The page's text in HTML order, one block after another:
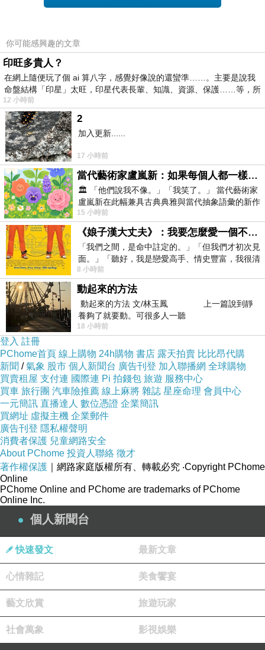
https://tw.partner.buy.yahoo.com:443/gd/buy?
1K3UwUS81Q00ra1YwT2t6MklYVDRlbVVZPQ
==&url=https://tw.buy.yahoo.com/gdsale/gdsale
.asp?gdid=5359922
商品訊息功能:
歐美最hot的款式
專業的全尺寸製作
我們的團隊來自台、美、韓三地的頂尖時尚工作
者一同開發商品
給追求時尚的妳有著與眾不同的時尚體驗
商品訊息描述:
復古格子圓領修身無袖洋裝 TATA
你可能感興趣的文章
印旺多貴人？
在網上隨便玩了個 ai 算八字，感覺好像說的還蠻準……。主要是說我
命盤結構「印星」太旺，印星代表長輩、知識、資源、保護……等，所
12 小時前
2
加入更新......
17 小時前
當代藝術家盧嵐新：如果每個人都一樣，這世界該有多無聊？
🏛️ 「他們說我不像。」「我笑了。」 當代藝術家
盧嵐新在此幅兼具古典典雅與當代抽象語彙的新作
中，以沈靜的藍色空間為背景，描繪了
15 小時前
《娘子漢大丈夫》：我要怎麼愛一個不存在的人？
「我們之間，是命中註定的。」「但我們才初次見
面。」「聽好，我是戀愛高手、情史豐富，我很清
楚這種感覺，你我之間的那種感覺，現
8 小時前
動起來的方法
動起來的方法 文/林玉鳳 上一篇說到靜
養夠了就要動。可很多人一聽
18 小時前
登入 註冊
PChome首頁 線上購物 24h購物 書店 露天拍賣 比比昂代購
新聞 /氣象 股市 個人新聞台 廣告刊登 加入聯播網 全球購物
買賣租屋 支付連 國際連 Pi 拍錢包 旅遊 服務中心
買車 旅行團 汽車險推薦 線上麻將 雜誌 星座命理 會員中心
一元簡訊 直播達人 數位憑證 企業簡訊
買網址 虛擬主機 企業郵件
廣告刊登 隱私權聲明
消費者保護 兒童網路安全
About PChome 投資人聯絡 徵才
著作權保護 ｜網路家庭版權所有、轉載必究 ‧Copyright PChome
Online
PChome Online and PChome are trademarks of PChome
Online Inc.
個人新聞台
快速發文 最新文章
心情雜記 美食饗宴
藝文欣賞 旅遊玩家
社會萬象 影視娛樂